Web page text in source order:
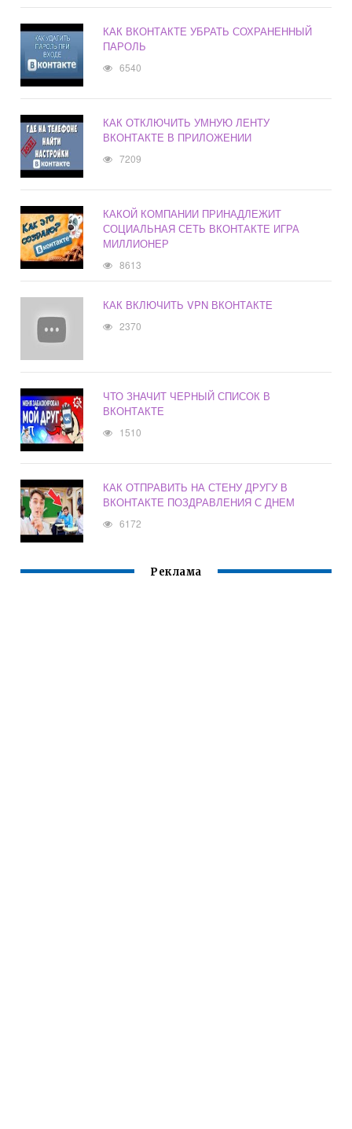
КАК ВКОНТАКТЕ УБРАТЬ СОХРАНЕННЫЙ
ПАРОЛЬ
6540
КАК ОТКЛЮЧИТЬ УМНУЮ ЛЕНТУ
ВКОНТАКТЕ В ПРИЛОЖЕНИИ
7209
КАКОЙ КОМПАНИИ ПРИНАДЛЕЖИТ
СОЦИАЛЬНАЯ СЕТЬ ВКОНТАКТЕ ИГРА
МИЛЛИОНЕР
8613
КАК ВКЛЮЧИТЬ VPN ВКОНТАКТЕ
2370
ЧТО ЗНАЧИТ ЧЕРНЫЙ СПИСОК В
ВКОНТАКТЕ
1510
КАК ОТПРАВИТЬ НА СТЕНУ ДРУГУ В
ВКОНТАКТЕ ПОЗДРАВЛЕНИЯ С ДНЕМ
6172
Реклама